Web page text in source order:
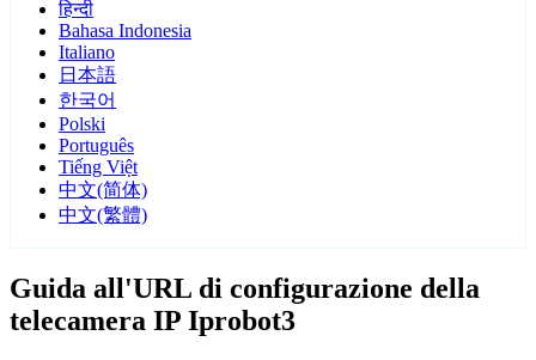
हिन्दी
Bahasa Indonesia
Italiano
日本語
한국어
Polski
Português
Tiếng Việt
中文(简体)
中文(繁體)
Guida all'URL di configurazione della
telecamera IP Iprobot3